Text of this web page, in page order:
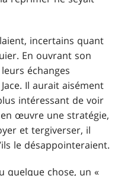
incertains quant
En ouvrant son
échanges
Il aurait aisément
intéressant de voir
œuvre une stratégie,
et tergiverser, il
le désappointeraient.
quelque chose, un «